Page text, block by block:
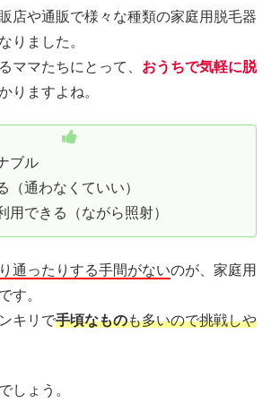
店や通販で様々な種類の家庭用脱毛器
りました。
ママたちにとって、 おうちで気軽に脱
りますよね。
ブル
（通わなくていい）
用できる（ながら照射）
通ったりする手間がないのが、家庭用
です。
キリで手頃なものも多いので挑戦しや
しょう。